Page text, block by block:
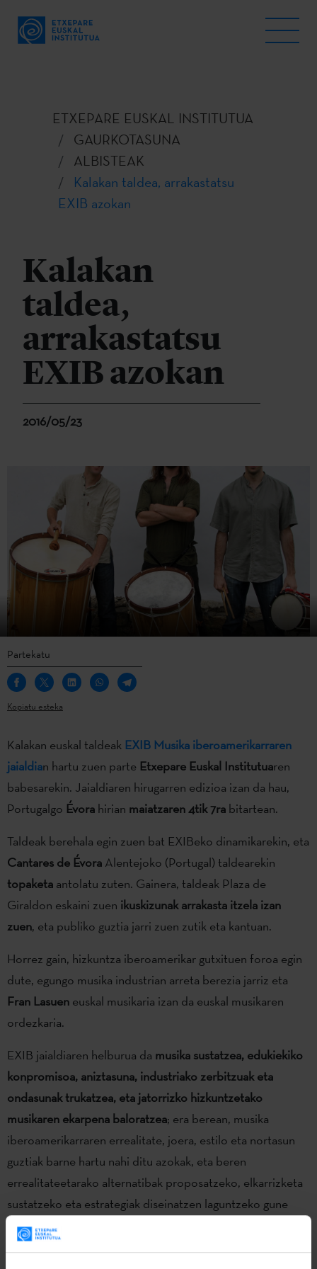
ETXEPARE EUSKAL INSTITUTUA
GAURKOTASUNA
ALBISTEAK
Kalakan taldea, arrakastatsu
EXIB azokan
Kalakan
taldea,
arrakastatsu
EXIB azokan
2016/05/23
Partekatu
Kopiatu esteka
Kalakan euskal taldeak EXIB Musika iberoamerikarraren
jaialdian hartu zuen parte Etxepare Euskal Institutuaren
babesarekin. Jaialdiaren hirugarren edizioa izan da hau,
Portugalgo Évora hirian maiatzaren 4tik 7ra bitartean.
Taldeak berehala egin zuen bat EXIBeko dinamikarekin, eta
Cantares de Évora Alentejoko (Portugal) taldearekin
topaketa antolatu zuten. Gainera, taldeak Plaza de
Giraldon eskaini zuen ikuskizunak arrakasta itzela izan
zuen, eta publiko guztia jarri zuen zutik eta kantuan.
Horrez gain, hizkuntza iberoamerikar gutxituen foroa egin
dute, egungo musika industrian arreta berezia jarriz eta
Fran Lasuen euskal musikaria izan da euskal musikaren
ordezkaria.
EXIB jaialdiaren helburua da musika sustatzea, edukiekiko
konpromisoa, aniztasuna, industriako zerbitzuak eta
ondasunak trukatzea, eta jatorrizko hizkuntzetako
musikaren ekarpena baloratzea; era berean, musika
iberoamerikarraren errealitate, joera, estilo eta nortasun
guztiak barne hartu nahi ditu azokak, eta beren
errealitateetarako alternatibak proposatzeko, elkarrizketa
sustatzeko eta estrategiak diseinatzen laguntzeko gune
bilakatu nahi du.
Kalakan euskal taldeakEXIB Musika iberoamerikarraren